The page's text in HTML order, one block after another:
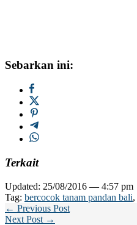
Sebarkan ini:
Terkait
Updated: 25/08/2016 — 4:57 pm
Tag: bercocok tanam pandan bali,
← Previous Post
Next Post →